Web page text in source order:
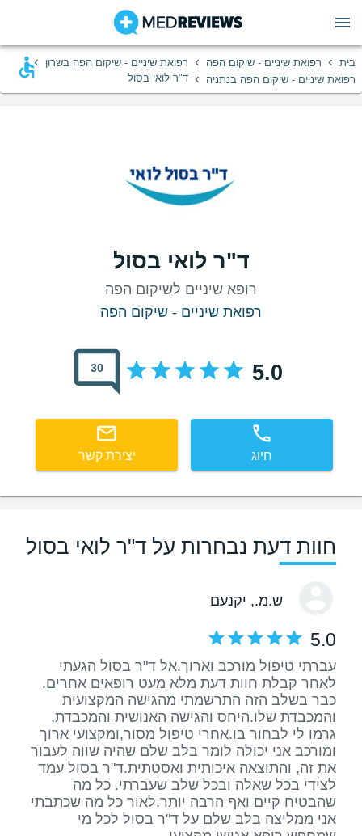
בית › רפואת שיניים - שיקום הפה › רפואת שיניים - שיקום הפה בשרון ›
רפואת שיניים - שיקום הפה בנתניה › ד"ר לואי בסול
ד"ר לואי בסול
רופא שיניים לשיקום הפה
רפואת שיניים - שיקום הפה
5.0
30
חיוג יצירת קשר
חוות דעת נבחרות על ד"ר לואי בסול
ש.מ., יקנעם
5.0
עברתי טיפול מורכב וארוך.אל ד"ר בסול הגעתי
לאחר קבלת חוות דעת מלא מעט רופאים אחרים.
כבר בשלב הזה התרשמתי מהגישה המקצועית
והמכבדת שלו.היחס והגישה האנושית והמכבדת,
גרמו לי לבחור בו.אחרי טיפול מסור,ומקצועי ארוך
ומורכב אני יכולה לומר בלב שלם שהיה שווה לעבור
את זה, והתוצאה איכותית ואסטתית.ד"ר בסול עמד
לצידי בכל שאלה ובכל שלב שעברתי. כל מה
שהבטיח קיים ואף הרבה יותר.לאור כל מה שכתבתי
אני ממליצה בלב שלם על ד"ר בסול לכל מי